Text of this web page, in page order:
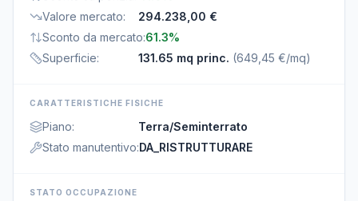
Valore mercato:
294.238,00 €
Sconto da mercato:61.3%
Superficie: 131.65 mq princ. (649,45 €/mq)
CARATTERISTICHE FISICHE
Piano:
Terra/Seminterrato
Stato manutentivo:DA_RISTRUTTURARE
STATO OCCUPAZIONE